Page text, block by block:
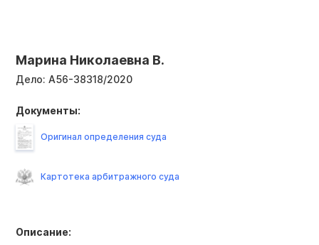
Марина Николаевна В.
Дело: А56-38318/2020
Описание:
Документы:
Оригинал определения суда
Картотека арбитражного суда